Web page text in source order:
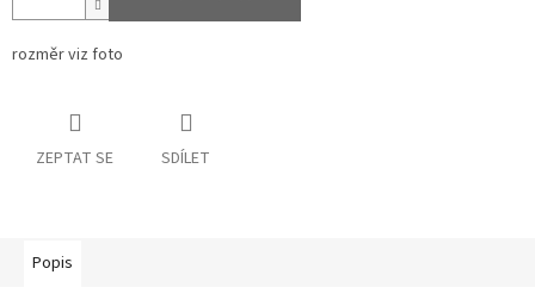
rozměr viz foto
ZEPTAT SE SDÍLET
Popis